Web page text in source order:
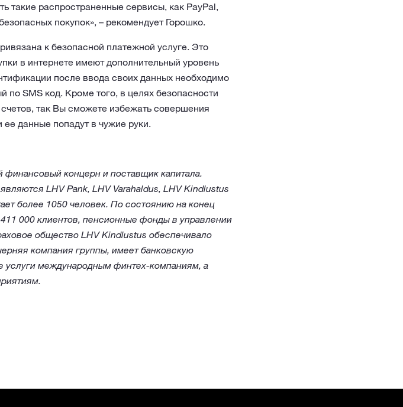
такие распространенные сервисы, как PayPal,
покупок», – рекомендует Горошко.
к безопасной платежной услуге. Это
в интернете имеют дополнительный уровень
после ввода своих данных необходимо
по SMS код. Кроме того, в целях безопасности
так Вы сможете избежать совершения
данные попадут в чужие руки.
концерн и поставщик капитала.
LHV Pank, LHV Varahaldus, LHV Kindlustus
более 1050 человек. По состоянию на конец
000 клиентов, пенсионные фонды в управлении
общество LHV Kindlustus обеспечивало
компания группы, имеет банковскую
услуги международным финтех-компаниям, а